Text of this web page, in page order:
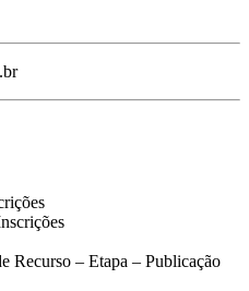
Recurso – Etapa – Publicação